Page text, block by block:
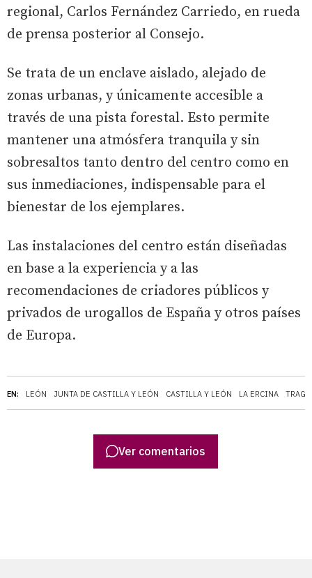
EN: LEÓN JUNTA DE CASTILLA Y LEÓN CASTILLA Y LEÓN LA ERCINA
regional, Carlos Fernández Carriedo, en rueda
de prensa posterior al Consejo.
Se trata de un enclave aislado, alejado de
zonas urbanas, y únicamente accesible a
través de una pista forestal. Esto permite
mantener una atmósfera tranquila y sin
sobresaltos tanto dentro del centro como en
sus inmediaciones, indispensable para el
bienestar de los ejemplares.
Las instalaciones del centro están diseñadas
en base a la experiencia y a las
recomendaciones de criadores públicos y
privados de urogallos de España y otros países
de Europa.
Ver comentarios